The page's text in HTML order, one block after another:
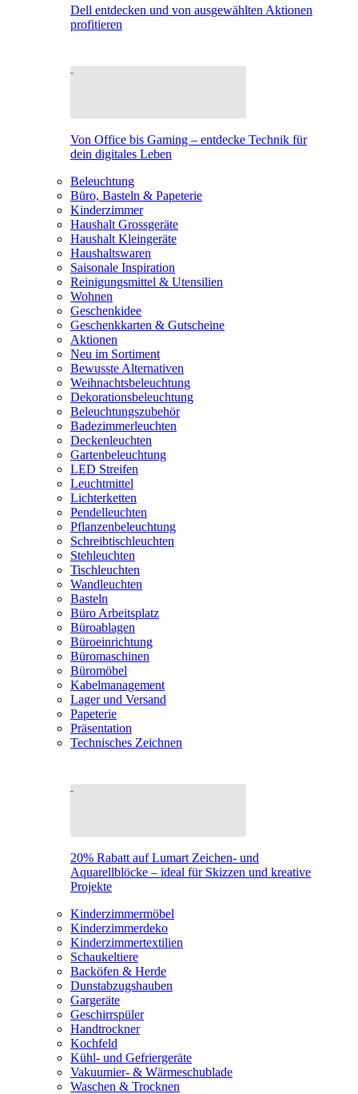
Dell entdecken und von ausgewählten Aktionen
profitieren
Von Office bis Gaming – entdecke Technik für
dein digitales Leben
Beleuchtung
Büro, Basteln & Papeterie
Kinderzimmer
Haushalt Grossgeräte
Haushalt Kleingeräte
Haushaltswaren
Saisonale Inspiration
Reinigungsmittel & Utensilien
Wohnen
Geschenkidee
Geschenkkarten & Gutscheine
Aktionen
Neu im Sortiment
Bewusste Alternativen
Weihnachtsbeleuchtung
Dekorationsbeleuchtung
Beleuchtungszubehör
Badezimmerleuchten
Deckenleuchten
Gartenbeleuchtung
LED Streifen
Leuchtmittel
Lichterketten
Pendelleuchten
Pflanzenbeleuchtung
Schreibtischleuchten
Stehleuchten
Tischleuchten
Wandleuchten
Basteln
Büro Arbeitsplatz
Büroablagen
Büroeinrichtung
Büromaschinen
Büromöbel
Kabelmanagement
Lager und Versand
Papeterie
Präsentation
Technisches Zeichnen
20% Rabatt auf Lumart Zeichen- und
Aquarellblöcke – ideal für Skizzen und kreative
Projekte
Kinderzimmermöbel
Kinderzimmerdeko
Kinderzimmertextilien
Schaukeltiere
Backöfen & Herde
Dunstabzugshauben
Gargeräte
Geschirrspüler
Handtrockner
Kochfeld
Kühl- und Gefriergeräte
Vakuumier- & Wärmeschublade
Waschen & Trocknen